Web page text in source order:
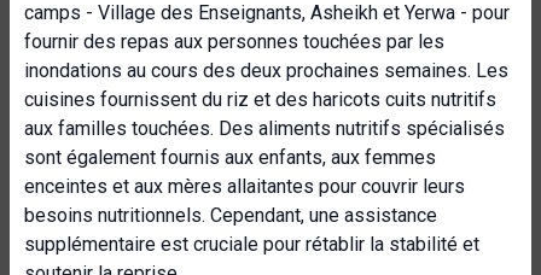
camps - Village des Enseignants, Asheikh et Yerwa - pour
fournir des repas aux personnes touchées par les
inondations au cours des deux prochaines semaines. Les
cuisines fournissent du riz et des haricots cuits nutritifs
aux familles touchées. Des aliments nutritifs spécialisés
sont également fournis aux enfants, aux femmes
enceintes et aux mères allaitantes pour couvrir leurs
besoins nutritionnels. Cependant, une assistance
supplémentaire est cruciale pour rétablir la stabilité et